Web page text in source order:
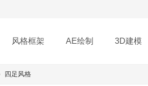
风格框架 AE绘制 3D建模
下载
四足风格